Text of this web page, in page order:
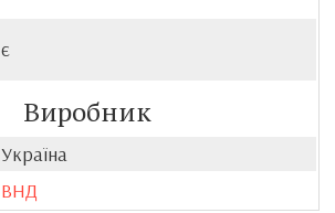
є
Виробник
Україна
ВНД